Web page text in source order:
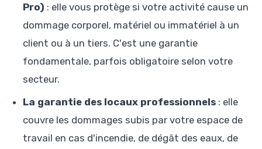
Pro) : elle vous protège si votre activité cause un
dommage corporel, matériel ou immatériel à un
client ou à un tiers. C'est une garantie
fondamentale, parfois obligatoire selon votre
secteur.
La garantie des locaux professionnels : elle
couvre les dommages subis par votre espace de
travail en cas d'incendie, de dégât des eaux, de